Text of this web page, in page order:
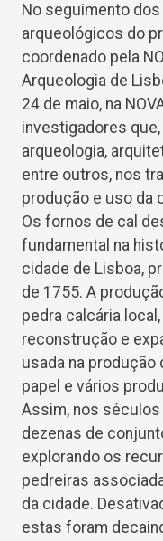
No seguimento
arqueológicos do
coordenado pela
Arqueologia de
24 de maio, na
investigadores
arqueologia,
entre outros, nos
produção e uso da
Os fornos de cal
fundamental na
cidade de Lisboa,
de 1755. A
pedra calcária
reconstrução e
usada na produção
papel e vários
Assim, nos séculos
dezenas de
explorando os
pedreiras
da cidade.
estas foram